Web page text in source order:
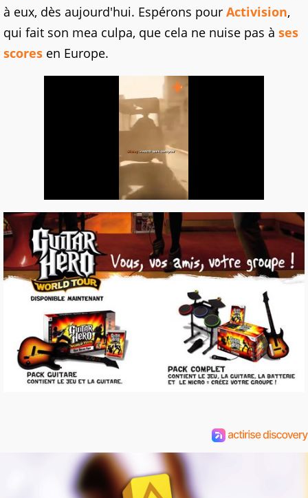
à eux, dès aujourd'hui. Espérons pour Activision,
qui fait son mea culpa, que cela ne nuise pas à ses
scores en Europe.